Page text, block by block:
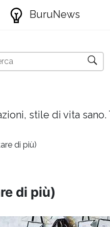
BuruNews
stile di vita
di più)
di più)